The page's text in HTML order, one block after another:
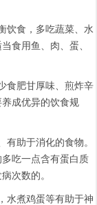
食，多吃蔬菜、水
食用鱼、肉、蛋、
肥甘厚味、煎炸辛
成优异的饮食规
助于消化的食物。
吃一点含有蛋白质
次数的。
煮鸡蛋等有助于神